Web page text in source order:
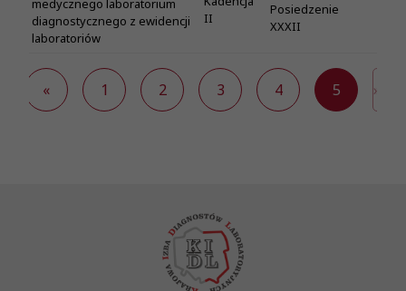
medycznego laboratorium
diagnostycznego z ewidencji
laboratoriów
II
Posiedzenie
XXXII
« 1 2 3 4 5 »